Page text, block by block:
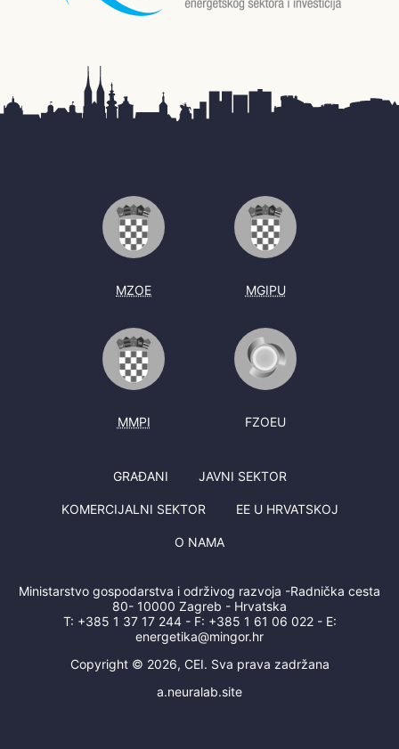
MZOE MGIPU
MMPI FZOEU
GRAĐANI JAVNI SEKTOR
KOMERCIJALNI SEKTOR EE U HRVATSKOJ
O NAMA
Ministarstvo gospodarstva i održivog razvoja -Radnička cesta
80- 10000 Zagreb - Hrvatska
T: +385 1 37 17 244- F: +385 1 61 06 022- E:
energetika@mingor.hr
Copyright © 2026, CEI. Sva prava zadržana
a.neuralab.site